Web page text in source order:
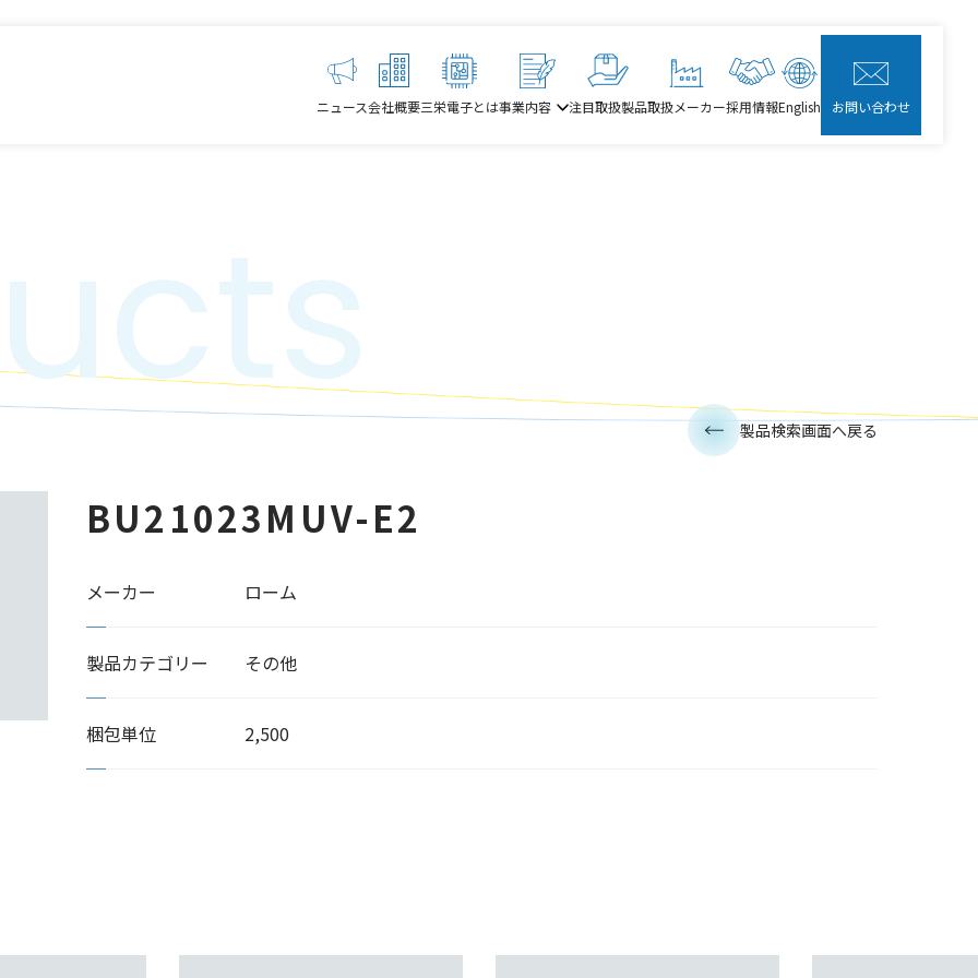
ニュース会社概要三栄電子とは事業内容 注目取扱製品取扱メーカー採用情報English お問い合わせ
BU21023MUV-E2
メーカー ローム
製品カテゴリー その他
梱包単位 2,500
製品検索画面へ戻る